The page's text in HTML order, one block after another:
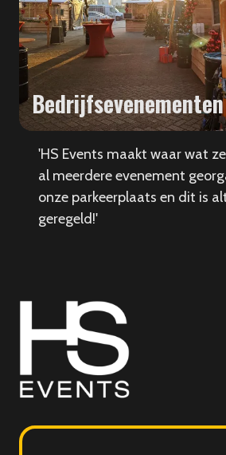
'HS Events maakt waar wat
al meerdere evenement
onze parkeerplaats en dit is
geregeld!'